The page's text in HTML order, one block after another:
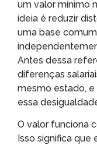
um valor mínimo
ideia é reduzir
uma base
Antes dessa
diferenças
mesmo estado, e
essa
O valor funciona
Isso significa